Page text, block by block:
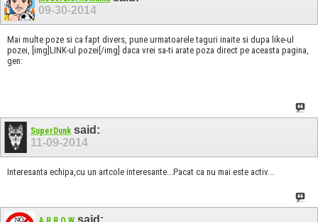
09-30-2014
Mai multe poze si ca fapt divers, pune urmatoarele taguri inaite si dupa like-ul
pozei, [img]LINK-ul pozei[/img] daca vrei sa-ti arate poza direct pe aceasta pagina,
gen:
SuperDunksaid:
11-09-2014
Interesanta echipa,cu un artcole interesante...Pacat ca nu mai este activ...